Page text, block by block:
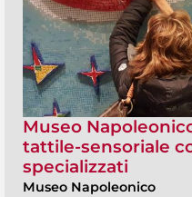
Museo
tattile-sensoriale
specializzati
Museo Napoleonico